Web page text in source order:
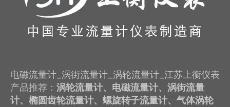
电磁流量计_涡街流量计_涡轮流量计_江苏上衡仪表
产品推荐： 涡轮流量计、电磁流量计、涡街流量
计、椭圆齿轮流量计、螺旋转子流量计、气体涡轮